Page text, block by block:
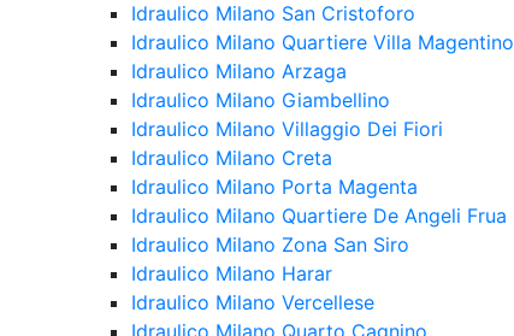
Idraulico Milano San Cristoforo
Idraulico Milano Quartiere Villa Magentino
Idraulico Milano Arzaga
Idraulico Milano Giambellino
Idraulico Milano Villaggio Dei Fiori
Idraulico Milano Creta
Idraulico Milano Porta Magenta
Idraulico Milano Quartiere De Angeli Frua
Idraulico Milano Zona San Siro
Idraulico Milano Harar
Idraulico Milano Vercellese
Idraulico Milano Quarto Cagnino